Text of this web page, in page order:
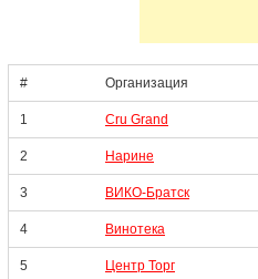
# Организация
1 Cru Grand
2 Нарине
3 ВИКО-Братск
4 Винотека
5 Центр Торг